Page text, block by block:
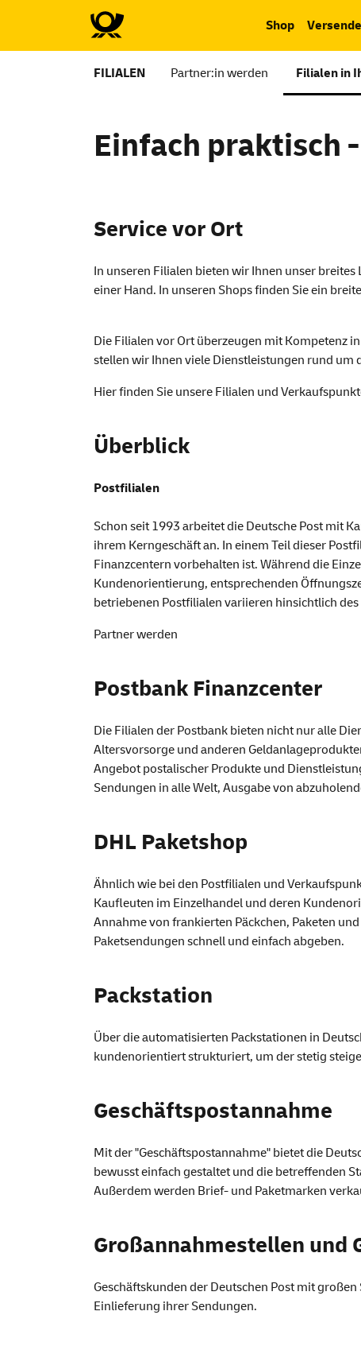
Shop
FILIALEN Partner:in werden Filialen in
Einfach praktisch
Service vor Ort
In unseren Filialen bieten wir Ihnen unser
einer Hand. In unseren Shops finden Sie ein
Die Filialen vor Ort überzeugen mit Kompetenz
stellen wir Ihnen viele Dienstleistungen rund um
Hier finden Sie unsere Filialen und
Überblick
Postfilialen
Schon seit 1993 arbeitet die Deutsche Post mit
ihrem Kerngeschäft an. In einem Teil dieser
Finanzcentern vorbehalten ist. Während die
Kundenorientierung, entsprechenden
betriebenen Postfilialen variieren hinsichtlich
Partner werden
Postbank Finanzcenter
Die Filialen der Postbank bieten nicht nur alle
Altersvorsorge und anderen
Angebot postalischer Produkte und
Sendungen in alle Welt, Ausgabe von
DHL Paketshop
Ähnlich wie bei den Postfilialen und
Kaufleuten im Einzelhandel und deren
Annahme von frankierten Päckchen, Paketen
Paketsendungen schnell und einfach abgeben.
Packstation
Über die automatisierten Packstationen in
kundenorientiert strukturiert, um der stetig
Geschäftspostannahme
Mit der "Geschäftspostannahme" bietet die
bewusst einfach gestaltet und die betreffenden
Außerdem werden Brief- und Paketmarken
Großannahmestellen und
Geschäftskunden der Deutschen Post mit
Einlieferung ihrer Sendungen.